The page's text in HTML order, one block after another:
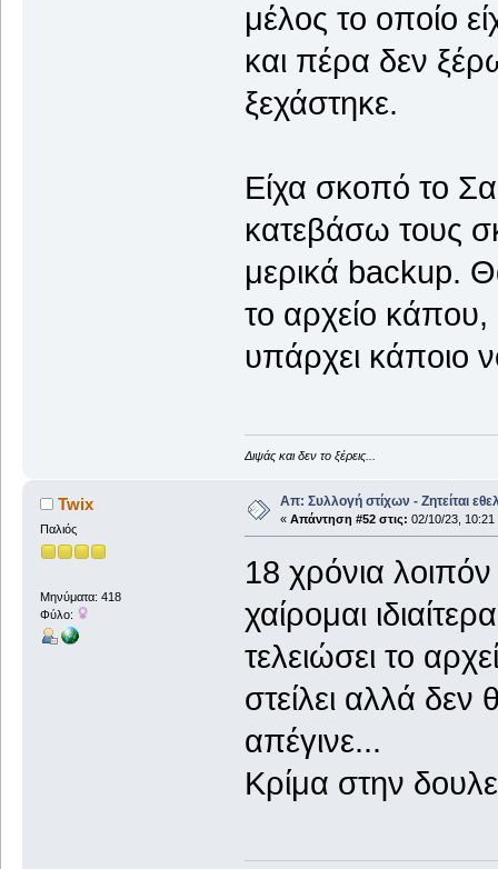
μέλος το οποίο
και πέρα δεν
ξεχάστηκε.
Είχα σκοπό το
κατεβάσω τους
μερικά backup.
το αρχείο κάπου,
υπάρχει κάποιο
Διψάς και δεν το ξέρεις...
Twix
Παλιός
Μηνύματα: 418
Φύλο:
Απ: Συλλογή στίχων - Ζητείται
« Απάντηση #52 στις: 02/10/23, 10:21
18 χρόνια
χαίρομαι
τελειώσει το
στείλει αλλά δεν
απέγινε...
Κρίμα στην